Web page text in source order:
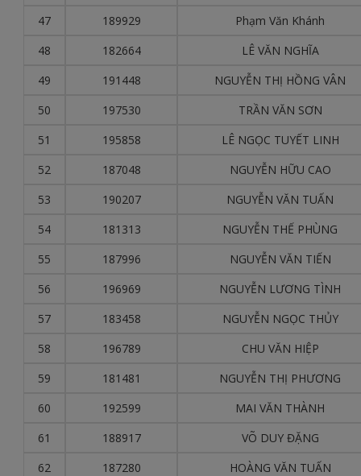
47
189929
Phạm Văn Khánh
48
182664
LÊ VĂN NGHĨA
49
191448
NGUYỄN THỊ HỒNG VÂN
50
197530
TRẦN VĂN SƠN
51
195858
LÊ NGỌC TUYẾT LINH
52
187048
NGUYỄN HỮU CAO
53
190207
NGUYỄN VĂN TUẤN
54
181313
NGUYỄN THẾ PHÙNG
55
187996
NGUYỄN VĂN TIẾN
56
196969
NGUYỄN LƯƠNG TÌNH
57
183458
NGUYỄN NGỌC THỦY
58
196789
CHU VĂN HIỆP
59
181481
NGUYỄN THỊ PHƯƠNG
60
192599
MAI VĂN THÀNH
61
188917
VÕ DUY ĐẶNG
62
187280
HOÀNG VĂN TUẤN